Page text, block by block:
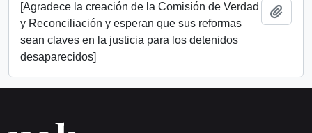
[Agradece la creación de la Comisión de Verdad
y Reconciliación y esperan que sus reformas
sean claves en la justicia para los detenidos
desaparecidos]